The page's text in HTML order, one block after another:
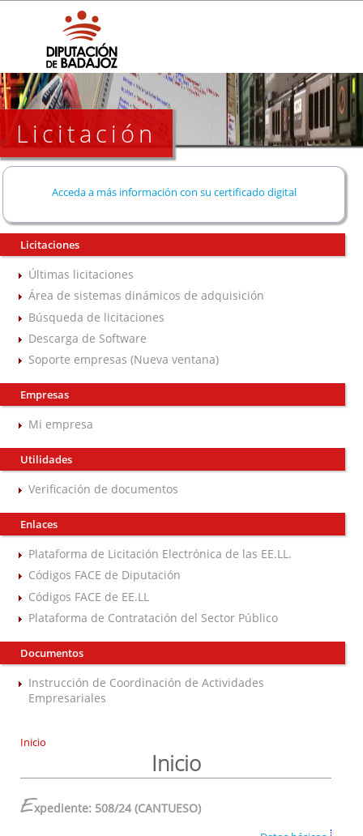
Licitación
Acceda a más información con su certificado digital
Licitaciones
Últimas licitaciones
Área de sistemas dinámicos de adquisición
Búsqueda de licitaciones
Descarga de Software
Soporte empresas (Nueva ventana)
Empresas
Mi empresa
Utilidades
Verificación de documentos
Enlaces
Plataforma de Licitación Electrónica de las EE.LL.
Códigos FACE de Diputación
Códigos FACE de EE.LL
Plataforma de Contratación del Sector Público
Documentos
Instrucción de Coordinación de Actividades
Empresariales
Inicio
Inicio
Expediente: 508/24 (CANTUESO)